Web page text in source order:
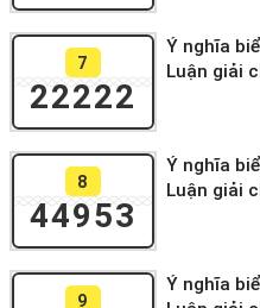
7
22222
Ý nghĩa
Luận giải
8
44953
Ý nghĩa
Luận giải
9
Ý nghĩa